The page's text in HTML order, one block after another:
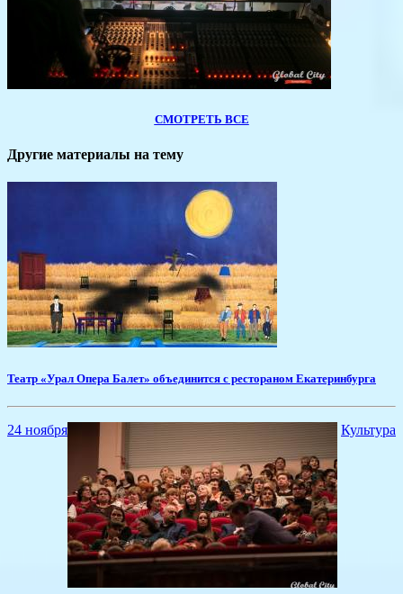
СМОТРЕТЬ ВСЕ
Другие материалы на тему
Театр «Урал Опера Балет» объединится с рестораном Екатеринбурга
24 ноября Культура